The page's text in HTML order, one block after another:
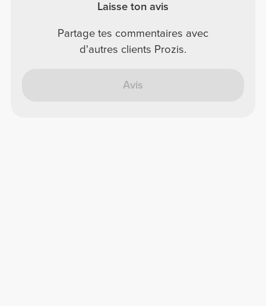
Laisse ton avis
Partage tes commentaires avec
d'autres clients Prozis.
Avis